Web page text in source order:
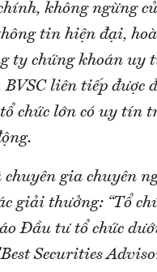
không ngừng
tin hiện đại,
ty chứng khoán uy
liên tiếp được
chức lớn có uy tín
gia chuyên
giải thưởng: “Tổ
Đầu tư tổ chức
Securities